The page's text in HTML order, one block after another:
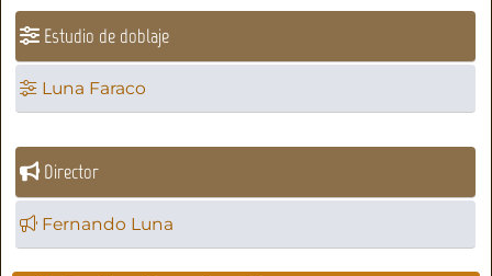
Estudio de doblaje
Luna Faraco
Director
Fernando Luna